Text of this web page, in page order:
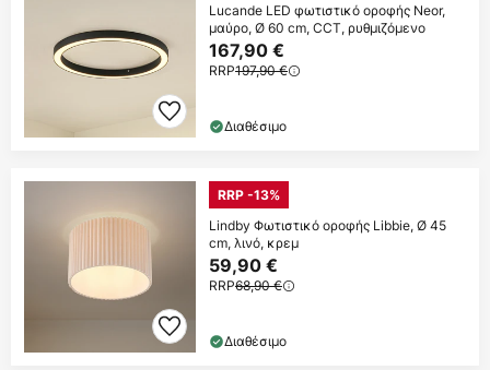
Lucande LED φωτιστικό οροφής Neor,
μαύρο, Ø 60 cm, CCT, ρυθμιζόμενο
167,90 €
RRP197,90 €
Διαθέσιμο
RRP -13%
Lindby Φωτιστικό οροφής Libbie, Ø 45
cm, λινό, κρεμ
59,90 €
RRP68,90 €
Διαθέσιμο